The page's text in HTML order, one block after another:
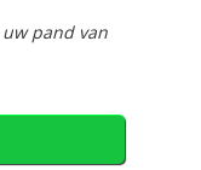
pand van